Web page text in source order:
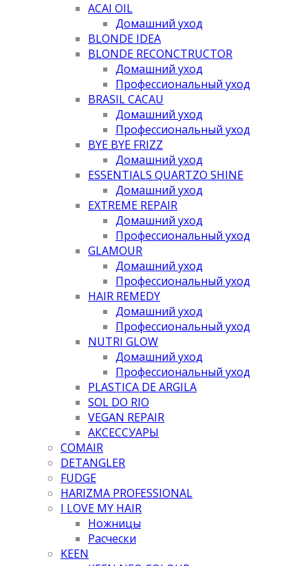
ACAI OIL
Домашний уход
BLONDE IDEA
BLONDE RECONCTRUCTOR
Домашний уход
Профессиональный уход
BRASIL CACAU
Домашний уход
Профессиональный уход
BYE BYE FRIZZ
Домашний уход
ESSENTIALS QUARTZO SHINE
Домашний уход
EXTREME REPAIR
Домашний уход
Профессиональный уход
GLAMOUR
Домашний уход
Профессиональный уход
HAIR REMEDY
Домашний уход
Профессиональный уход
NUTRI GLOW
Домашний уход
Профессиональный уход
PLASTICA DE ARGILA
SOL DO RIO
VEGAN REPAIR
АКСЕССУАРЫ
COMAIR
DETANGLER
FUDGE
HARIZMA PROFESSIONAL
I LOVE MY HAIR
Ножницы
Расчески
KEEN